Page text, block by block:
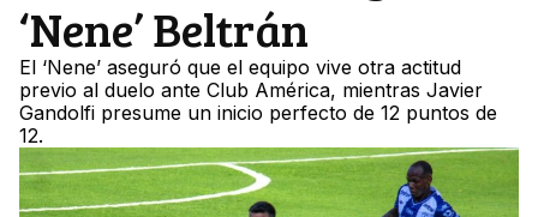
‘Nene’ Beltrán
El ‘Nene’ aseguró que el equipo vive otra actitud
previo al duelo ante Club América, mientras Javier
Gandolfi presume un inicio perfecto de 12 puntos de
12.